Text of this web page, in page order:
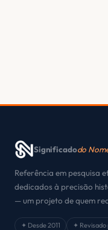
Significadodo
Referência em pesquisa
dedicados à precisão
— um projeto de quem
✦ Desde 2011 ✦ Revisado